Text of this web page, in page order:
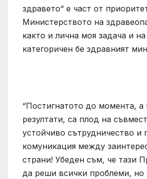
здравето“ е част от
Министерството на
както и лична моя задача и
категоричен бе здравният
“Постигнатото до момента, а
резултати, са плод на
устойчиво сътрудничество и
комуникация между
страни! Убеден съм, че тази
да реши всички проблеми, но